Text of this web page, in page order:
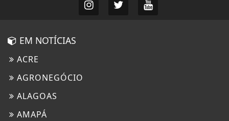
EM NOTÍCIAS
ACRE
AGRONEGÓCIO
ALAGOAS
AMAPÁ